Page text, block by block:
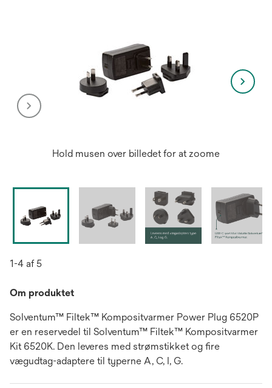
Hold musen over billedet for at zoome
1-4 af 5
Om produktet
Solventum™ Filtek™ Kompositvarmer Power Plug 6520P
er en reservedel til Solventum™ Filtek™ Kompositvarmer
Kit 6520K. Den leveres med strømstikket og fire
vægudtag-adaptere til typerne A, C, I, G.